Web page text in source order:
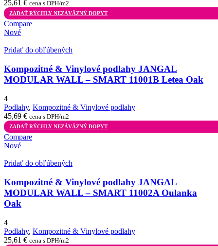
25,61 € cena s DPH/m2
ZADAŤ RÝCHLY NEZÁVÄZNÝ DOPYT
Compare
Nové
Pridať do obľúbených
Kompozitné & Vinylové podlahy JANGAL
MODULAR WALL – SMART 11001B Letea Oak
4
Podlahy, Kompozitné & Vinylové podlahy
45,69 € cena s DPH/m2
ZADAŤ RÝCHLY NEZÁVÄZNÝ DOPYT
Compare
Nové
Pridať do obľúbených
Kompozitné & Vinylové podlahy JANGAL
MODULAR WALL – SMART 11002A Oulanka
Oak
4
Podlahy, Kompozitné & Vinylové podlahy
25,61 € cena s DPH/m2